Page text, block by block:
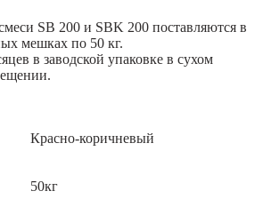
SB 200 и SBK 200 поставляются в
мешках по 50 кг.
в заводской упаковке в сухом
Красно-коричневый
50кг